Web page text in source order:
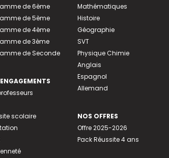
de 6ème
de 5ème
de 4ème
de 3ème
de Seconde
scolaire
Mathématiques
Histoire
Géographie
SVT
Physique Chimie
Anglais
Espagnol
Allemand
NOS OFFRES
Offre 2025-2026
Pack Réussite 4 ans